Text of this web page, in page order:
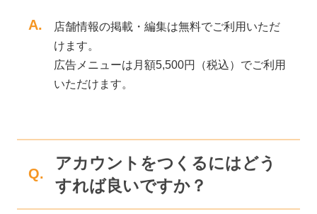
A.
店舗情報の掲載・編集は無料でご利用いただ
けます。
広告メニューは月額5,500円（税込）でご利用
いただけます。
Q.
アカウントをつくるにはどう
すれば良いですか？